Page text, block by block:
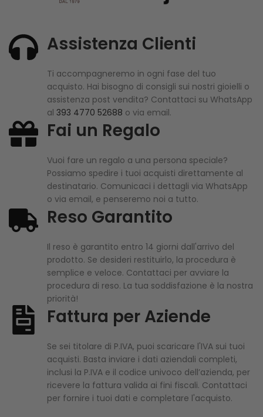
Assistenza Clienti
Ti accompagneremo in ogni fase del tuo
acquisto. Hai bisogno di consigli sui nostri gioielli o
assistenza post vendita? Contattaci su WhatsApp
al 393 4770 52688 o via email.
Fai un Regalo
Vuoi fare un regalo a una persona speciale?
Possiamo spedire i tuoi acquisti direttamente al
destinatario. Comunicaci i dettagli via WhatsApp
o via email, e penseremo noi a tutto.
Reso Garantito
Il reso è garantito entro 14 giorni dall'arrivo del
prodotto. Se desideri restituirlo, la procedura è
semplice e veloce. Contattaci per avviare la
procedura di reso. La tua soddisfazione è la nostra
priorità!
Fattura per Aziende
Se sei titolare di P.IVA, puoi scaricare l'IVA sui tuoi
acquisti. Basta inviare i dati aziendali completi,
inclusi la P.IVA e il codice univoco dell’azienda, per
ricevere la fattura valida ai fini fiscali. Contattaci
per fornire i tuoi dati e completare l'acquisto.